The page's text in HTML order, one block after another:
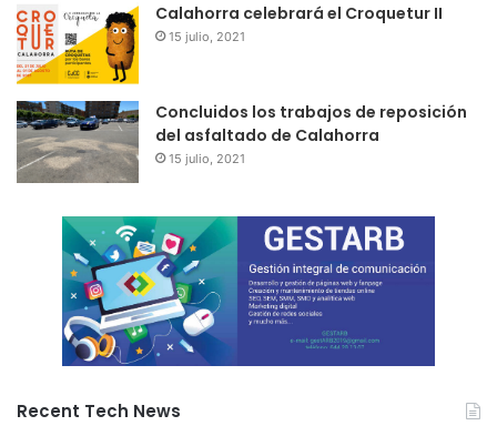
Calahorra celebrará el Croquetur II
15 julio, 2021
Concluidos los trabajos de reposición
del asfaltado de Calahorra
15 julio, 2021
Recent Tech News